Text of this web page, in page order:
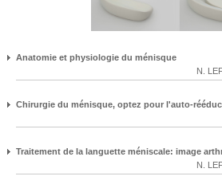
Anatomie et physiologie du ménisque
N.
Chirurgie du ménisque, optez pour l'auto-
Traitement de la languette méniscale: image
N.